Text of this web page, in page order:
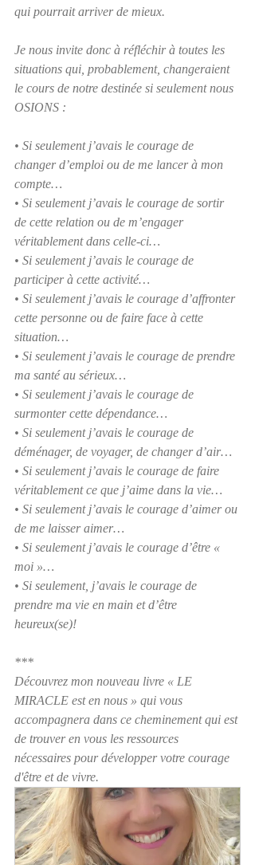
qui pourrait arriver de mieux.
Je nous invite donc à réfléchir à toutes les
situations qui, probablement, changeraient
le cours de notre destinée si seulement nous
OSIONS :
• Si seulement j’avais le courage de
changer d’emploi ou de me lancer à mon
compte…
• Si seulement j’avais le courage de sortir
de cette relation ou de m’engager
véritablement dans celle-ci…
• Si seulement j’avais le courage de
participer à cette activité…
• Si seulement j’avais le courage d’affronter
cette personne ou de faire face à cette
situation…
• Si seulement j’avais le courage de prendre
ma santé au sérieux…
• Si seulement j’avais le courage de
surmonter cette dépendance…
• Si seulement j’avais le courage de
déménager, de voyager, de changer d’air…
• Si seulement j’avais le courage de faire
véritablement ce que j’aime dans la vie…
• Si seulement j’avais le courage d’aimer ou
de me laisser aimer…
• Si seulement j’avais le courage d’être «
moi »…
• Si seulement, j’avais le courage de
prendre ma vie en main et d’être
heureux(se)!
***
Découvrez mon nouveau livre « LE
MIRACLE est en nous » qui vous
accompagnera dans ce cheminement qui est
de trouver en vous les ressources
nécessaires pour développer votre courage
d'être et de vivre.